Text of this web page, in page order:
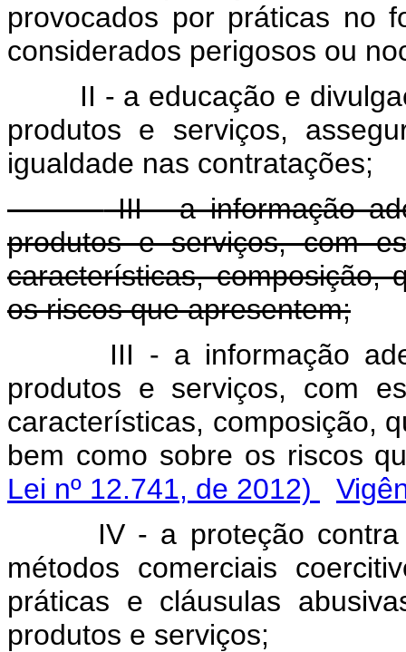
provocados por práticas no
considerados perigosos ou
II - a educação e
produtos e serviços,
igualdade nas contratações;
III - a informação
produtos e serviços, com
características, composição,
os riscos que apresentem;
III - a informação
produtos e serviços, com
características, composição,
bem como sobre os riscos
Lei nº 12.741, de 2012)
IV - a proteção
métodos comerciais
práticas e cláusulas
produtos e serviços;